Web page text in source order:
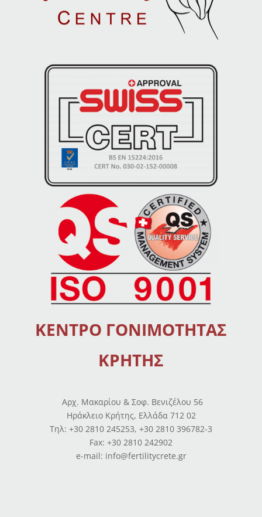
ΚΕΝΤΡΟ ΓΟΝΙΜΟΤΗΤΑΣ
ΚΡΗΤΗΣ
Αρχ. Μακαρίου & Σοφ. Βενιζέλου 56
Ηράκλειο Κρήτης, Ελλάδα 712 02
Tηλ: +30 2810 245253, +30 2810 396782-3
Fax: +30 2810 242902
e-mail: info@fertilitycrete.gr